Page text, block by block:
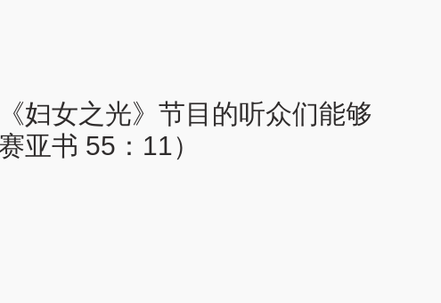
妇女之光》节目的听众们能够
亚书 55：11）